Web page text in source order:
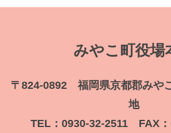
みやこ町役場
〒824-0892 福岡県京都郡みや
地
TEL：0930-32-2511 FAX